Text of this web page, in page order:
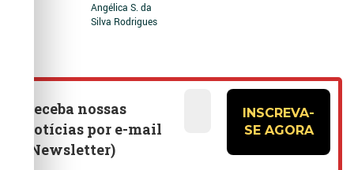
Angélica S. da
Silva Rodrigues